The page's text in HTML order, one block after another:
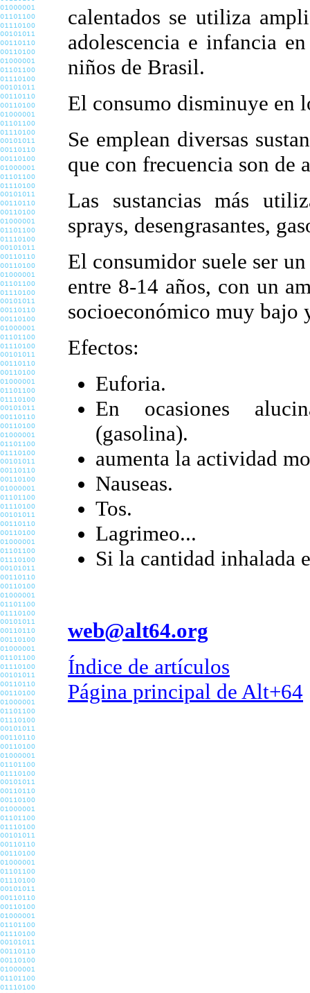
calentados se utiliza
adolescencia e infancia
niños de Brasil.
El consumo disminuye en
Se emplean diversas
que con frecuencia son
Las sustancias más
sprays, desengrasantes,
El consumidor suele ser
entre 8-14 años, con un
socioeconómico muy bajo
Efectos:
Euforia.
En ocasiones
(gasolina).
aumenta la actividad
Nauseas.
Tos.
Lagrimeo...
Si la cantidad inhalada
web@alt64.org
Índice de artículos
Página principal de Alt+64